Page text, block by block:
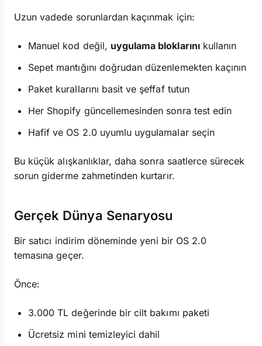
Uzun vadede sorunlardan kaçınmak için:
Manuel kod değil, uygulama bloklarınıkullanın
Sepet mantığını doğrudan düzenlemekten kaçının
Paket kurallarını basit ve şeffaf tutun
Her Shopify güncellemesinden sonra test edin
Hafif ve OS 2.0 uyumlu uygulamalar seçin
Bu küçük alışkanlıklar, daha sonra saatlerce sürecek
sorun giderme zahmetinden kurtarır.
Gerçek Dünya Senaryosu
Bir satıcı indirim döneminde yeni bir OS 2.0
temasına geçer.
Önce:
3.000 TL değerinde bir cilt bakımı paketi
Ücretsiz mini temizleyici dahil